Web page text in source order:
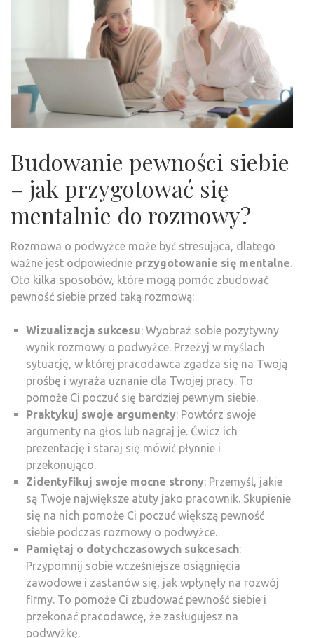
Budowanie pewności siebie
– jak przygotować się
mentalnie do rozmowy?
Rozmowa o podwyżce może być stresująca, dlatego
ważne jest odpowiednie przygotowanie się mentalne.
Oto kilka sposobów, które mogą pomóc zbudować
pewność siebie przed taką rozmową:
Wizualizacja sukcesu: Wyobraź sobie pozytywny
wynik rozmowy o podwyżce. Przeżyj w myślach
sytuację, w której pracodawca zgadza się na Twoją
prośbę i wyraża uznanie dla Twojej pracy. To
pomoże Ci poczuć się bardziej pewnym siebie.
Praktykuj swoje argumenty: Powtórz swoje
argumenty na głos lub nagraj je. Ćwicz ich
prezentację i staraj się mówić płynnie i
przekonująco.
Zidentyfikuj swoje mocne strony: Przemyśl, jakie
są Twoje największe atuty jako pracownik. Skupienie
się na nich pomoże Ci poczuć większą pewność
siebie podczas rozmowy o podwyżce.
Pamiętaj o dotychczasowych sukcesach:
Przypomnij sobie wcześniejsze osiągnięcia
zawodowe i zastanów się, jak wpłynęły na rozwój
firmy. To pomoże Ci zbudować pewność siebie i
przekonać pracodawcę, że zasługujesz na
podwyżkę.